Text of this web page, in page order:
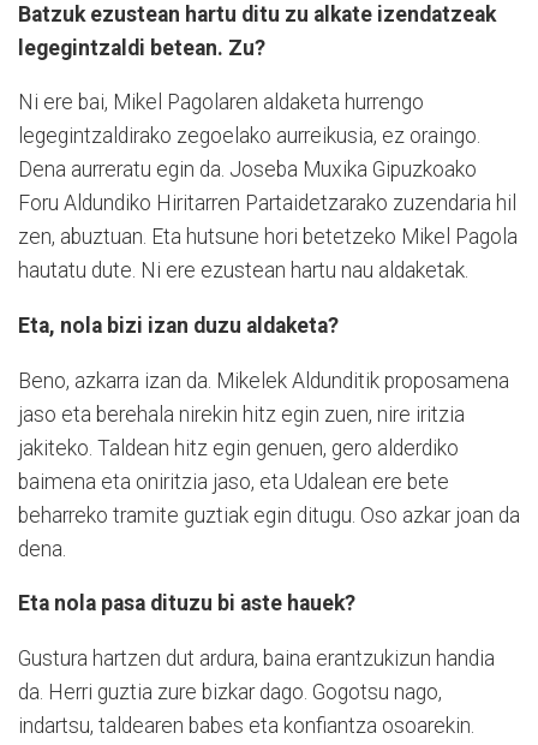
Batzuk ezustean hartu ditu zu alkate izendatzeak
legegintzaldi betean. Zu?
Ni ere bai, Mikel Pagolaren aldaketa hurrengo
legegintzaldirako zegoelako aurreikusia, ez oraingo.
Dena aurreratu egin da. Joseba Muxika Gipuzkoako
Foru Aldundiko Hiritarren Partaidetzarako zuzendaria hil
zen, abuztuan. Eta hutsune hori betetzeko Mikel Pagola
hautatu dute. Ni ere ezustean hartu nau aldaketak.
Eta, nola bizi izan duzu aldaketa?
Beno, azkarra izan da. Mikelek Aldunditik proposamena
jaso eta berehala nirekin hitz egin zuen, nire iritzia
jakiteko. Taldean hitz egin genuen, gero alderdiko
baimena eta oniritzia jaso, eta Udalean ere bete
beharreko tramite guztiak egin ditugu. Oso azkar joan da
dena.
Eta nola pasa dituzu bi aste hauek?
Gustura hartzen dut ardura, baina erantzukizun handia
da. Herri guztia zure bizkar dago. Gogotsu nago,
indartsu, taldearen babes eta konfiantza osoarekin.